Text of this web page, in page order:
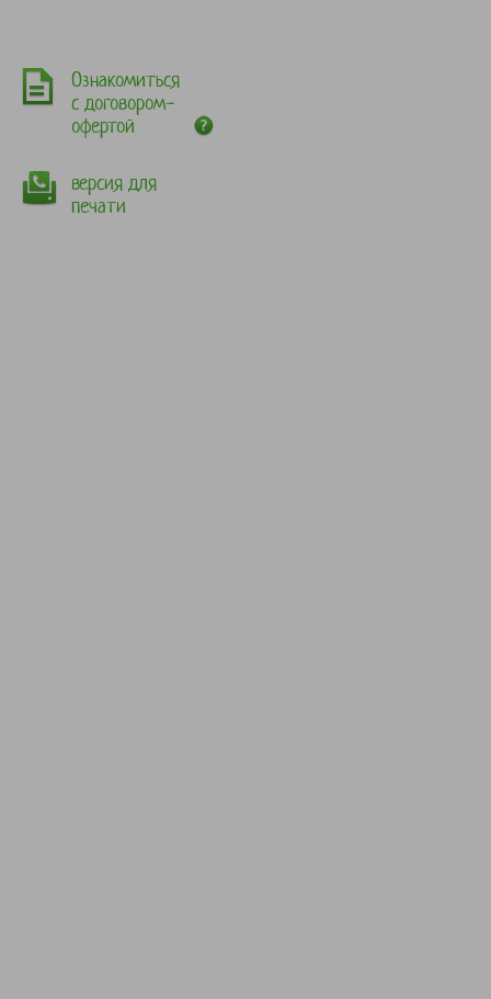
Ознакомиться
с договором-
офертой
версия для
печати